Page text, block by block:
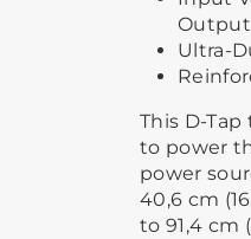
Output
Ultra-
This D-
to power
power
40,6 cm
to 91,4 cm